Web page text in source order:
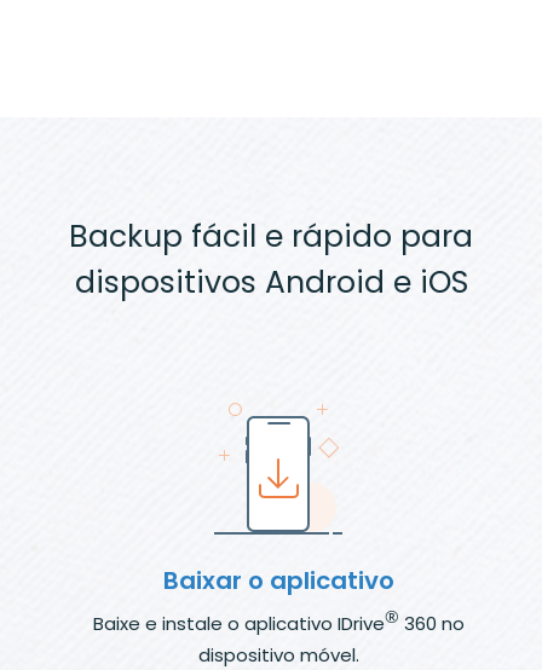
Backup fácil e rápido para
dispositivos Android e iOS
Baixar o aplicativo
Baixe e instale o aplicativo IDrive® 360 no
dispositivo móvel.